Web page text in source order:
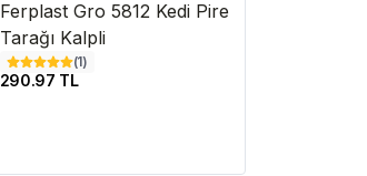
Ferplast Gro 5812 Kedi Pire
Tarağı Kalpli
(1)
290.97 TL